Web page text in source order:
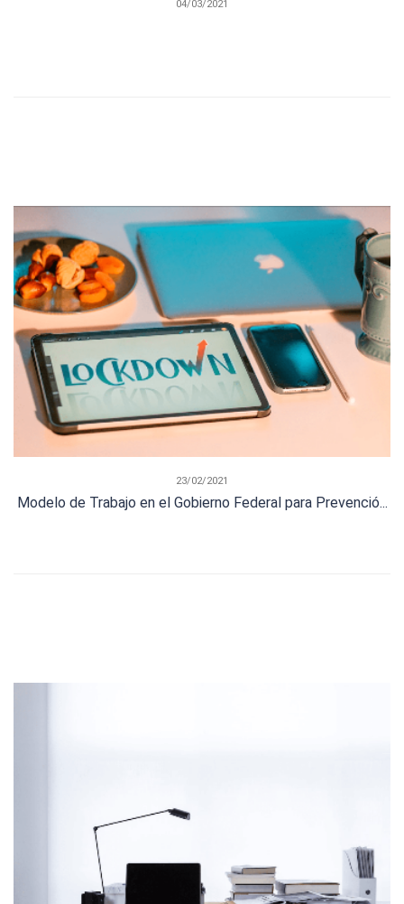
04/03/2021
23/02/2021
Modelo de Trabajo en el Gobierno Federal para Prevenció...